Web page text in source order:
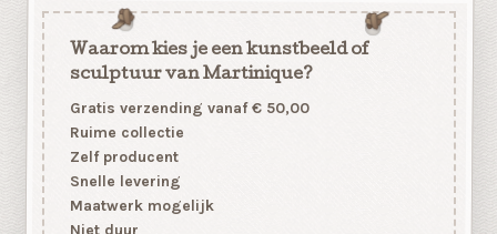
Waarom kies je een kunstbeeld of
sculptuur van Martinique?
Gratis verzending vanaf € 50,00
Ruime collectie
Zelf producent
Snelle levering
Maatwerk mogelijk
Niet duur